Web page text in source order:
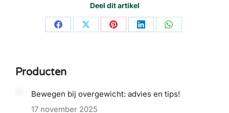
Deel dit artikel
Share Share Share Share Share
Producten
Bewegen bij overgewicht: advies en tips!
17 november 2025